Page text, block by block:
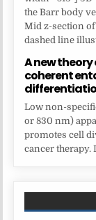
the Barr body
Mid z-section of
dashed line
A new
coherent
Low non-
or 830 nm)
promotes cell
cancer therapy.